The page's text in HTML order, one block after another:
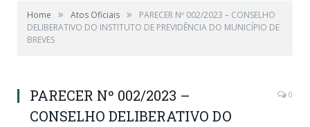
Home » Atos Oficiais »
PARECER Nº 002/2023 – CONSELHO
DELIBERATIVO DO INSTITUTO DE PREVIDÊNCIA DO MUNICÍPIO DE
BREVES
PARECER Nº 002/2023 –
CONSELHO DELIBERATIVO DO
0